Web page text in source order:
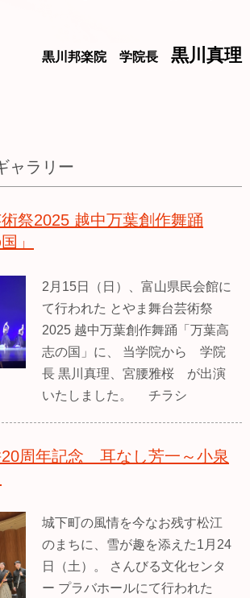
黒川邦楽院 学院長 黒川真理
ャラリー
祭2025 越中万葉創作舞踊
」
2月15日（日）、富山県民会館に
て行われた とやま舞台芸術祭
2025 越中万葉創作舞踊「万葉高
志の国」に、 当学院から 学院
長 黒川真理、宮腰雅桜 が出演
いたしました。 チラシ
周年記念 耳なし芳一～小泉
城下町の風情を今なお残す松江
のまちに、雪が趣を添えた1月24
日（土）。 さんびる文化センタ
ー プラバホールにて行われた